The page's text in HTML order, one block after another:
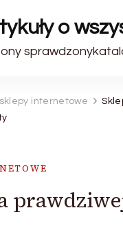
o
sklepy internetowe